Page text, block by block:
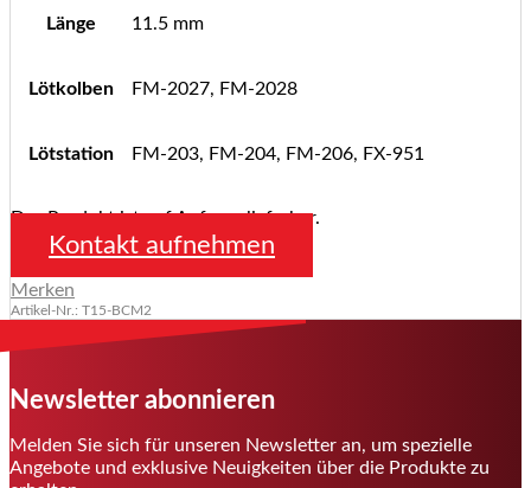
Länge 11.5 mm
Lötkolben FM-2027, FM-2028
Lötstation FM-203, FM-204, FM-206, FX-951
Das Produkt ist auf Anfrage lieferbar.
Kontakt aufnehmen
Merken
Artikel-Nr.: T15-BCM2
Newsletter abonnieren
Melden Sie sich für unseren Newsletter an, um spezielle
Angebote und exklusive Neuigkeiten über die Produkte zu